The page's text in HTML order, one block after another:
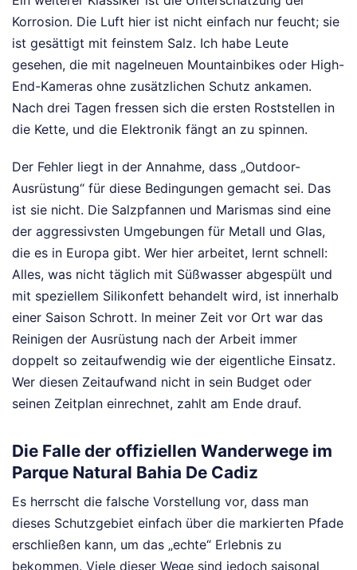
Korrosion. Die Luft hier ist nicht einfach nur feucht; sie
ist gesättigt mit feinstem Salz. Ich habe Leute
gesehen, die mit nagelneuen Mountainbikes oder High-
End-Kameras ohne zusätzlichen Schutz ankamen.
Nach drei Tagen fressen sich die ersten Roststellen in
die Kette, und die Elektronik fängt an zu spinnen.
Der Fehler liegt in der Annahme, dass „Outdoor-
Ausrüstung“ für diese Bedingungen gemacht sei. Das
ist sie nicht. Die Salzpfannen und Marismas sind eine
der aggressivsten Umgebungen für Metall und Glas,
die es in Europa gibt. Wer hier arbeitet, lernt schnell:
Alles, was nicht täglich mit Süßwasser abgespült und
mit speziellem Silikonfett behandelt wird, ist innerhalb
einer Saison Schrott. In meiner Zeit vor Ort war das
Reinigen der Ausrüstung nach der Arbeit immer
doppelt so zeitaufwendig wie der eigentliche Einsatz.
Wer diesen Zeitaufwand nicht in sein Budget oder
seinen Zeitplan einrechnet, zahlt am Ende drauf.
Die Falle der offiziellen Wanderwege im
Parque Natural Bahia De Cadiz
Es herrscht die falsche Vorstellung vor, dass man
dieses Schutzgebiet einfach über die markierten Pfade
erschließen kann, um das „echte“ Erlebnis zu
bekommen. Viele dieser Wege sind jedoch saisonal